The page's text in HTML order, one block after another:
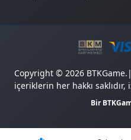
Copyright © 2026
içeriklerin her hakkı
Bir